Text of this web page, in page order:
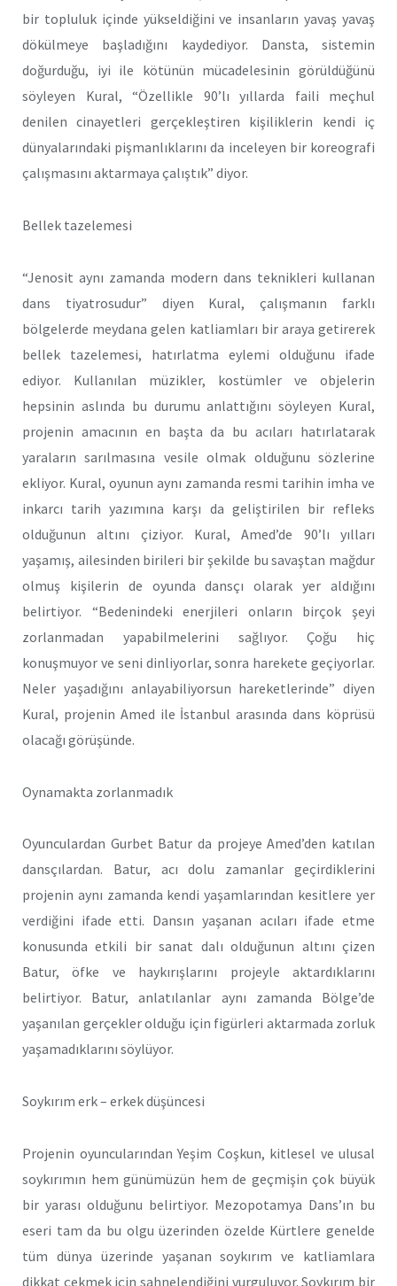
bir topluluk içinde yükseldiğini ve insanların yavaş yavaş
dökülmeye başladığını kaydediyor. Dansta, sistemin
doğurduğu, iyi ile kötünün mücadelesinin görüldüğünü
söyleyen Kural, “Özellikle 90’lı yıllarda faili meçhul
denilen cinayetleri gerçekleştiren kişiliklerin kendi iç
dünyalarındaki pişmanlıklarını da inceleyen bir koreografi
çalışmasını aktarmaya çalıştık” diyor.
Bellek tazelemesi
“Jenosit aynı zamanda modern dans teknikleri kullanan
dans tiyatrosudur” diyen Kural, çalışmanın farklı
bölgelerde meydana gelen katliamları bir araya getirerek
bellek tazelemesi, hatırlatma eylemi olduğunu ifade
ediyor. Kullanılan müzikler, kostümler ve objelerin
hepsinin aslında bu durumu anlattığını söyleyen Kural,
projenin amacının en başta da bu acıları hatırlatarak
yaraların sarılmasına vesile olmak olduğunu sözlerine
ekliyor. Kural, oyunun aynı zamanda resmi tarihin imha ve
inkarcı tarih yazımına karşı da geliştirilen bir refleks
olduğunun altını çiziyor. Kural, Amed’de 90’lı yılları
yaşamış, ailesinden birileri bir şekilde bu savaştan mağdur
olmuş kişilerin de oyunda dansçı olarak yer aldığını
belirtiyor. “Bedenindeki enerjileri onların birçok şeyi
zorlanmadan yapabilmelerini sağlıyor. Çoğu hiç
konuşmuyor ve seni dinliyorlar, sonra harekete geçiyorlar.
Neler yaşadığını anlayabiliyorsun hareketlerinde” diyen
Kural, projenin Amed ile İstanbul arasında dans köprüsü
olacağı görüşünde.
Oynamakta zorlanmadık
Oyunculardan Gurbet Batur da projeye Amed’den katılan
dansçılardan. Batur, acı dolu zamanlar geçirdiklerini
projenin aynı zamanda kendi yaşamlarından kesitlere yer
verdiğini ifade etti. Dansın yaşanan acıları ifade etme
konusunda etkili bir sanat dalı olduğunun altını çizen
Batur, öfke ve haykırışlarını projeyle aktardıklarını
belirtiyor. Batur, anlatılanlar aynı zamanda Bölge’de
yaşanılan gerçekler olduğu için figürleri aktarmada zorluk
yaşamadıklarını söylüyor.
Soykırım erk – erkek düşüncesi
Projenin oyuncularından Yeşim Coşkun, kitlesel ve ulusal
soykırımın hem günümüzün hem de geçmişin çok büyük
bir yarası olduğunu belirtiyor. Mezopotamya Dans’ın bu
eseri tam da bu olgu üzerinden özelde Kürtlere genelde
tüm dünya üzerinde yaşanan soykırım ve katliamlara
dikkat çekmek için sahnelendiğini vurguluyor. Soykırım bir